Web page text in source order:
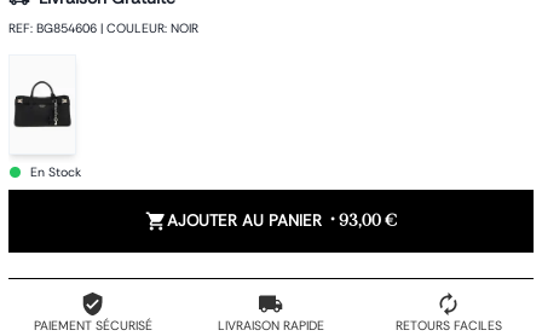
REF: BG854606 | COULEUR: NOIR
En Stock
AJOUTER AU PANIER • 93,00 €
PAIEMENT SÉCURISÉ LIVRAISON RAPIDE RETOURS FACILES